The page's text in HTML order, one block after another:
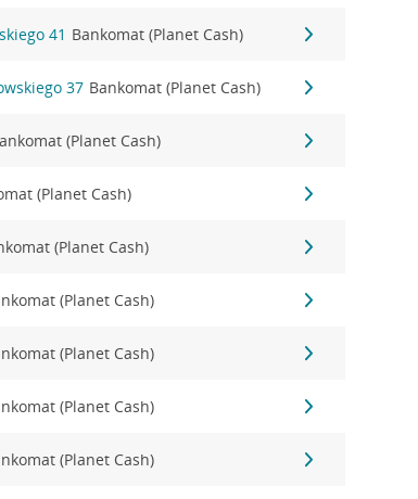
41 Bankomat (Planet Cash)
37 Bankomat (Planet Cash)
(Planet Cash)
(Planet Cash)
(Planet Cash)
(Planet Cash)
(Planet Cash)
(Planet Cash)
(Planet Cash)